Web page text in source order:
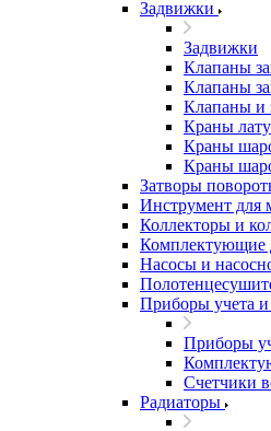
Задвижки
Задвижки
Клапаны
Клапаны
Клапаны и
Краны
Краны
Краны
Затворы
Инструмент для
Коллекторы и
Комплектующие
Насосы и
Приборы учета
Приборы
Счетчики
Радиаторы